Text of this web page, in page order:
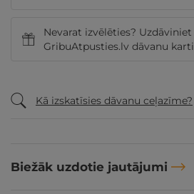
Nevarat izvēlēties? Uzdāviniet
GribuAtpusties.lv dāvanu karti
Kā izskatīsies dāvanu ceļazīme?
Biežāk uzdotie jautājumi